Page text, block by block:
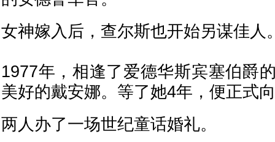
女神嫁入后，查尔斯也开始另谋佳人
1977年，相逢了爱德华斯宾塞伯爵
美好的戴安娜。等了她4年，便正式
两人办了一场世纪童话婚礼。